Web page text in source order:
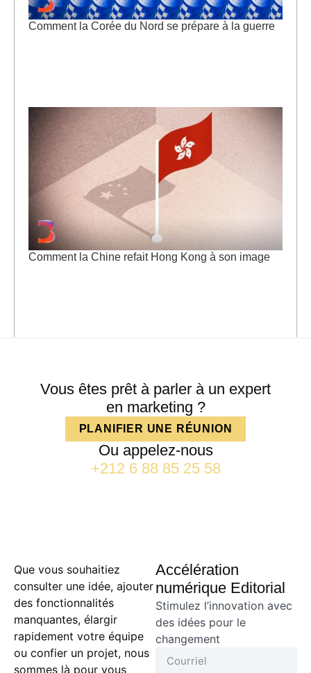
Comment la Corée du Nord se prépare à la guerre
Comment la Chine refait Hong Kong à son image
Vous êtes prêt à parler à un expert
en marketing ?
PLANIFIER UNE RÉUNION
Ou appelez-nous
+212 6 88 85 25 58
Que vous souhaitiez
consulter une idée, ajouter
des fonctionnalités
manquantes, élargir
rapidement votre équipe
ou confier un projet, nous
sommes là pour vous
Accélération
numérique Editorial
Stimulez l’innovation avec
des idées pour le
changement